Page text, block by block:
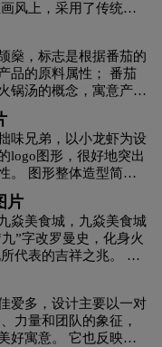
设计
店logo设计
褐色logo设计
风上，采用了传统的
到了30年前。 红色的
的衣服代表柳传江对新
人以强烈的版画风
志的辨识度和辨识度；
记忆。
燊，标志是根据番茄的
品的原料属性； 番茄
锅汤的概念，寓意产品
同时，番茄蒂也代表
锅的专业和信任； 番
的热气腾腾理念，寓意
，人兴旺，生意兴隆。
础上，加入小番茄形象
，充分体现儿童烹饪品
整体更加简洁大方，
味兄弟，以小龙虾为设
logo图形，很好地突出
。 图形整体造型简洁
可靠的感觉，体现了注
念。 标志的主要颜色
同时也寓意着热情周
片
焱美食城，九焱美食城
”字改罗曼史，化身火
代表的吉祥之兆。 红
荣的象征。 该标记具
播和推广。
爱多，设计主要以一对
力量和团队的象征，
好寓意。 它也反映了